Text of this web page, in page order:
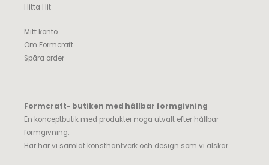
Hitta Hit
Mitt konto
Om Formcraft
Spåra order
Formcraft- butiken med hållbar formgivning
En konceptbutik med produkter noga utvalt efter hållbar
formgivning.
Här har vi samlat konsthantverk och design som vi älskar.